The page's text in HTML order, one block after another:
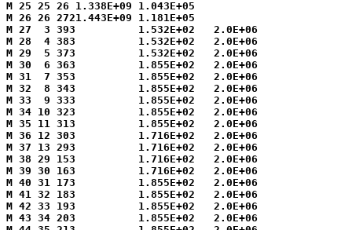
M 25 25 26 1.338E+09 1.043E+05
M 26 26 2721.443E+09 1.181E+05
M 27  3 393          1.532E+02   2.0E+06
M 28  4 383          1.532E+02   2.0E+06
M 29  5 373          1.532E+02   2.0E+06
M 30  6 363          1.855E+02   2.0E+06
M 31  7 353          1.855E+02   2.0E+06
M 32  8 343          1.855E+02   2.0E+06
M 33  9 333          1.855E+02   2.0E+06
M 34 10 323          1.855E+02   2.0E+06
M 35 11 313          1.855E+02   2.0E+06
M 36 12 303          1.716E+02   2.0E+06
M 37 13 293          1.716E+02   2.0E+06
M 38 29 153          1.716E+02   2.0E+06
M 39 30 163          1.716E+02   2.0E+06
M 40 31 173          1.855E+02   2.0E+06
M 41 32 183          1.855E+02   2.0E+06
M 42 33 193          1.855E+02   2.0E+06
M 43 34 203          1.855E+02   2.0E+06